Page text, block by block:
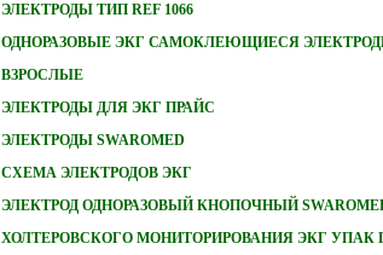
ЭЛЕКТРОДЫ ТИП REF 1066
ОДНОРАЗОВЫЕ ЭКГ САМОКЛЕЮЩИЕСЯ
ВЗРОСЛЫЕ
ЭЛЕКТРОДЫ ДЛЯ ЭКГ ПРАЙС
ЭЛЕКТРОДЫ SWAROMED
СХЕМА ЭЛЕКТРОДОВ ЭКГ
ЭЛЕКТРОД ОДНОРАЗОВЫЙ КНОПОЧНЫЙ
ХОЛТЕРОВСКОГО МОНИТОРИРОВАНИЯ ЭКГ УПАК